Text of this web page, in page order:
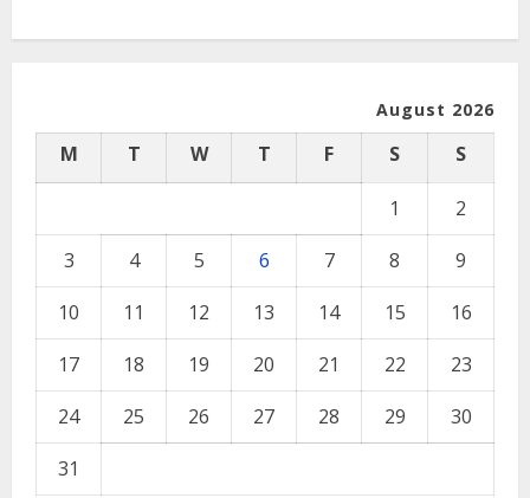
August 2026
M T W T F S S
1
2
3
4 5 6 7 8
9
10
11 12 13 14 15
16
17
18 19 20 21 22
23
24
25 26 27 28 29
30
31